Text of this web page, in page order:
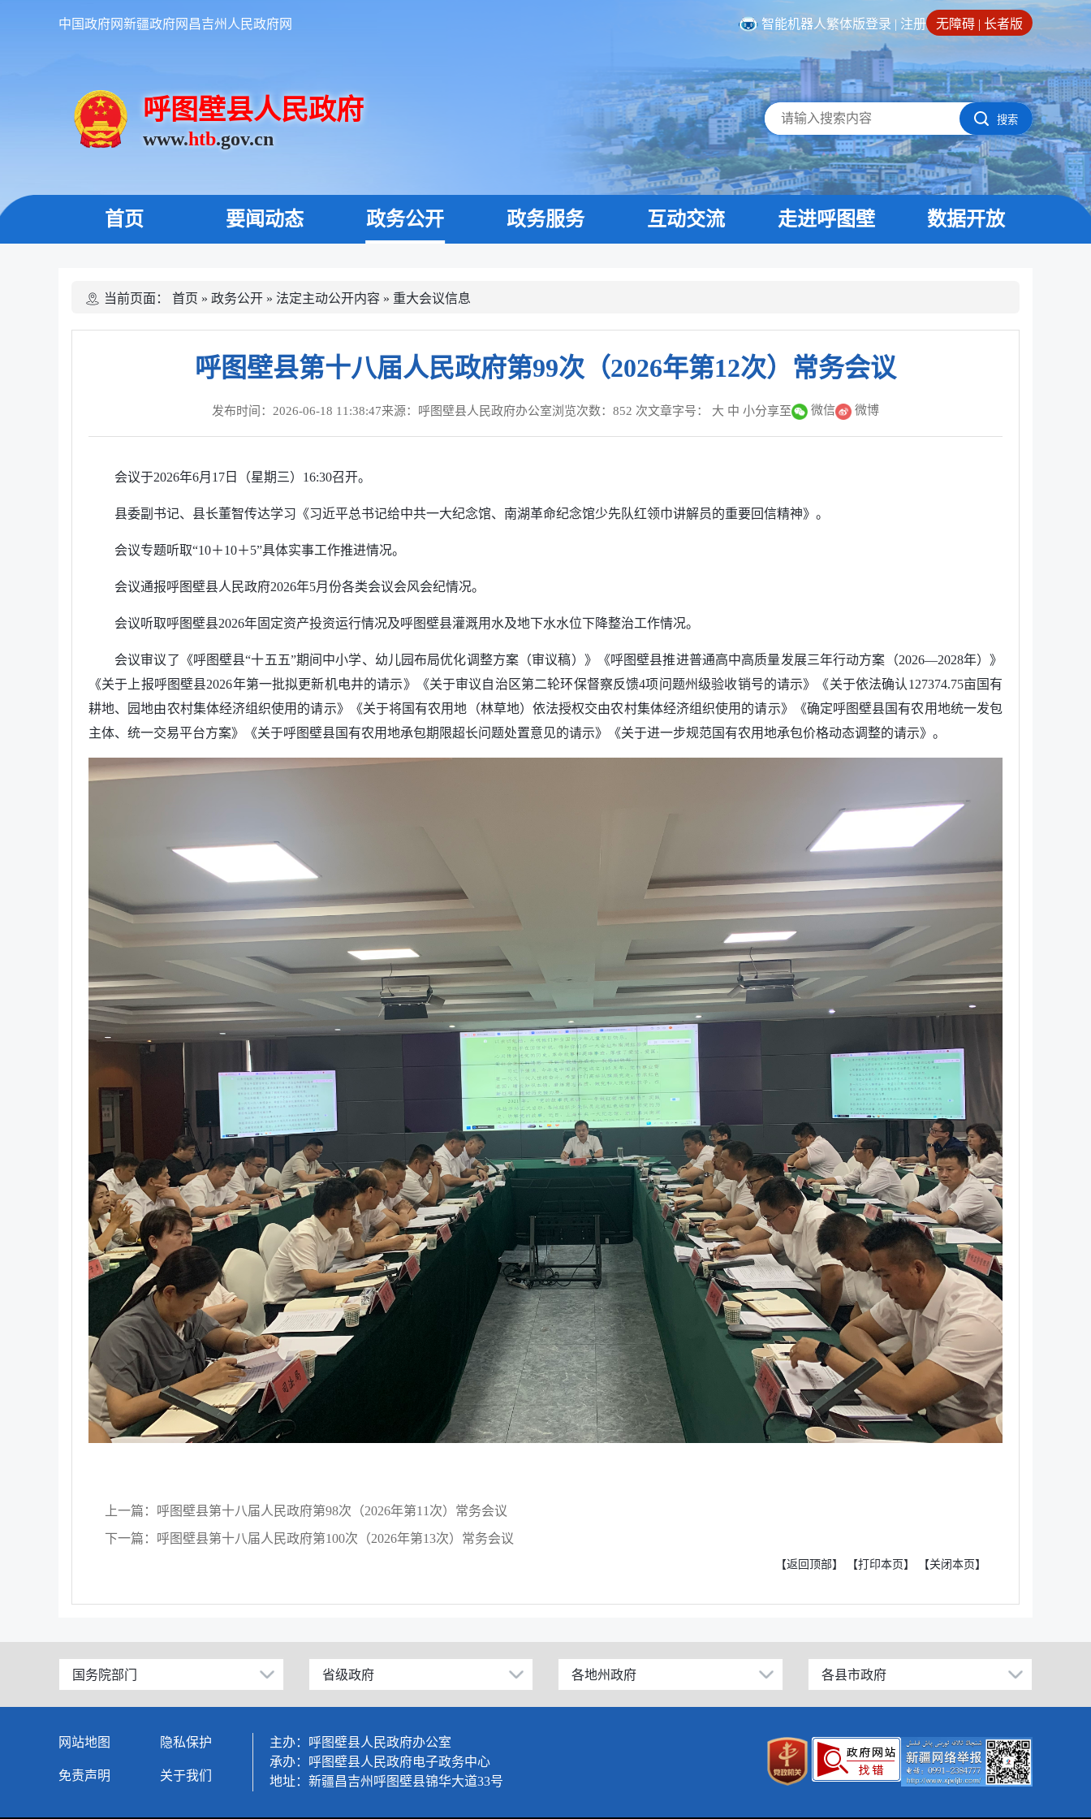
中国政府网新疆政府网 昌吉州人民政府网 智能机器人繁体版登录 | 注册 无障碍 | 长者版
呼图壁县人民政府
www.htb.gov.cn
搜索
首页 要闻动态 政务公开 政务服务 互动交流 走进呼图壁 数据开放
当前页面： 首页 » 政务公开 » 法定主动公开内容 » 重大会议信息
呼图壁县第十八届人民政府第99次（2026年第12次）常务会议
发布时间：2026-06-18 11:38:47来源：呼图壁县人民政府办公室浏览次数： 852 次文章字号： 大 中 小分享至 微信 微博
会议于2026年6月17日（星期三）16:30召开。
县委副书记、县长董智传达学习《习近平总书记给中共一大纪念馆、南湖革命纪念馆少先队红领巾讲解员的重要回信精神》。
会议专题听取“10＋10＋5”具体实事工作推进情况。
会议通报呼图壁县人民政府2026年5月份各类会议会风会纪情况。
会议听取呼图壁县2026年固定资产投资运行情况及呼图壁县灌溉用水及地下水水位下降整治工作情况。
会议审议了《呼图壁县“十五五”期间中小学、幼儿园布局优化调整方案（审议稿）》《呼图壁县推进普通高中高质量发展三年行动方案（2026—2028年）》
《关于上报呼图壁县2026年第一批拟更新机电井的请示》《关于审议自治区第二轮环保督察反馈4项问题州级验收销号的请示》《关于依法确认127374.75亩国有
耕地、园地由农村集体经济组织使用的请示》《关于将国有农用地（林草地）依法授权交由农村集体经济组织使用的请示》《确定呼图壁县国有农用地统一发包
主体、统一交易平台方案》《关于呼图壁县国有农用地承包期限超长问题处置意见的请示》《关于进一步规范国有农用地承包价格动态调整的请示》。
上一篇：呼图壁县第十八届人民政府第98次（2026年第11次）常务会议
下一篇：呼图壁县第十八届人民政府第100次（2026年第13次）常务会议
【返回顶部】 【打印本页】 【关闭本页】
国务院部门
公安部
省级政府
北京
广东
天津
各地州政府
乌鲁木齐市
各县市政府
昌吉市
玛纳斯县
网站地图 隐私保护
免责声明 关于我们
主办：呼图壁县人民政府办公室
承办：呼图壁县人民政府电子政务中心
地址：新疆昌吉州呼图壁县锦华大道33号